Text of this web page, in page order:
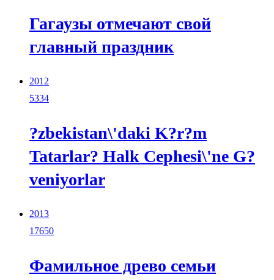
Гагаузы отмечают свой
главный праздник
2012
5334
?zbekistan\'daki K?r?m
Tatarlar? Halk Cephesi\'ne G?
veniyorlar
2013
17650
Фамильное древо семьи